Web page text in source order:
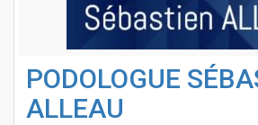
PODOLOGUE
ALLEAU